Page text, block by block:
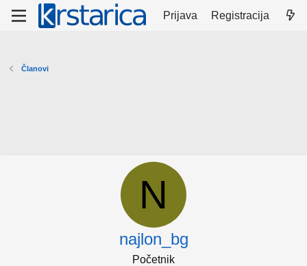
Prijava Registracija
Članovi
N
najlon_bg
Početnik